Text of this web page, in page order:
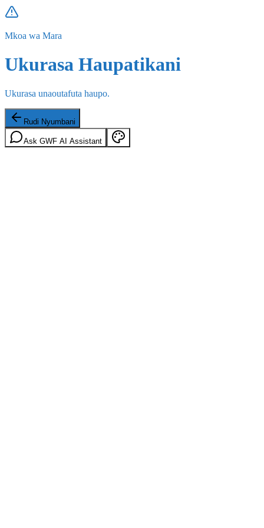
Mkoa wa Mara
Ukurasa Haupatikani
Ukurasa unaoutafuta haupo.
Rudi Nyumbani
Ask GWF AI Assistant